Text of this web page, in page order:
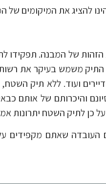
להציג את המיקומים של
של המבנה. תפקידו
התיק משמש בעיקר את
דיירים ועוד. ללא תיק
והיכרותם של אותם
כן לתיק השטח יתרונות
העובדה שאתם מקפידים